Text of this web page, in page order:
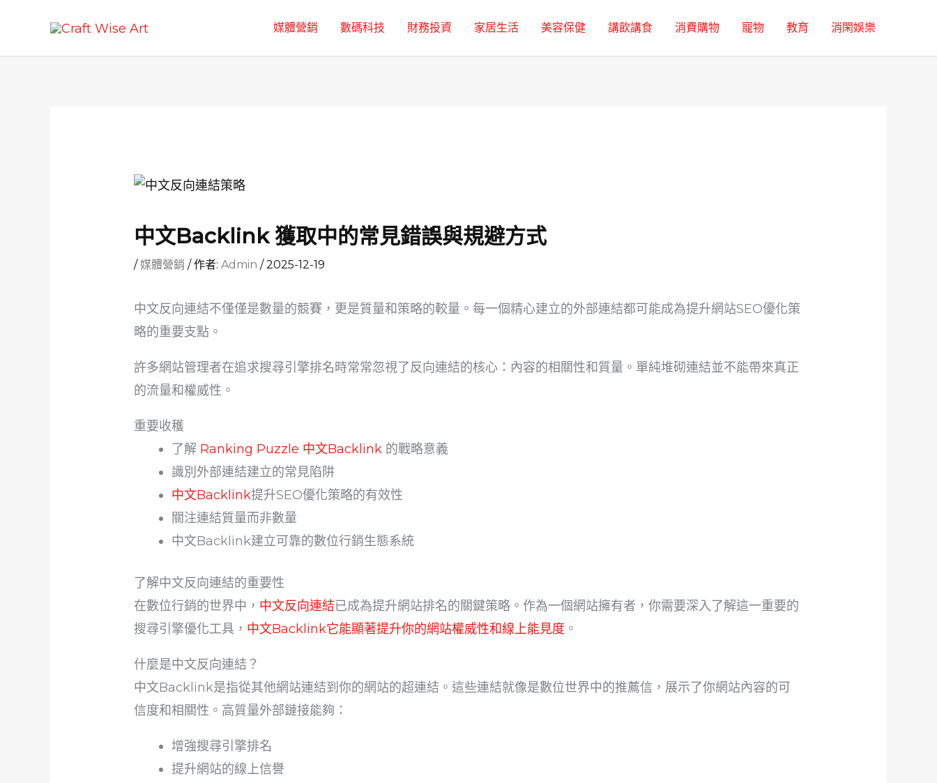
主
媒體營銷 數碼科技 財務投資 家居生活 美容保健 講飲講食 消費購物 寵物 教育 消閑娛樂
中文Backlink 獲取中的常見錯誤與規避方式
/媒體營銷 / 作者:Admin/2025-12-19
中文反向連結不僅僅是數量的競賽，更是質量和策略的較量。每一個精心建立的外部連結都可能成為提升網站SEO優化策
略的重要支點。
許多網站管理者在追求搜尋引擎排名時常常忽視了反向連結的核心：內容的相關性和質量。單純堆砌連結並不能帶來真正
的流量和權威性。
重要收穫
了解 Ranking Puzzle 中文Backlink 的戰略意義
識別外部連結建立的常見陷阱
中文Backlink提升SEO優化策略的有效性
關注連結質量而非數量
中文Backlink建立可靠的數位行銷生態系統
了解中文反向連結的重要性
在數位行銷的世界中， 中文反向連結已成為提升網站排名的關鍵策略。作為一個網站擁有者，你需要深入了解這一重要的
搜尋引擎優化工具， 中文Backlink它能顯著提升你的網站權威性和線上能見度 。
什麼是中文反向連結？
中文Backlink是指從其他網站連結到你的網站的超連結。這些連結就像是數位世界中的推薦信，展示了你網站內容的可
信度和相關性。高質量外部鏈接能夠：
增強搜尋引擎排名
提升網站的線上信譽